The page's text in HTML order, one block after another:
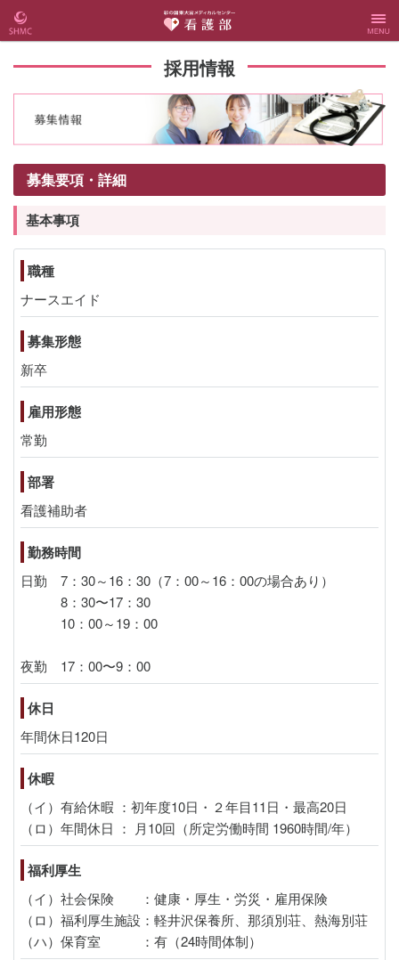
彩の国
メディ
カルセ
ンター
Webサ
イト
彩の国東大宮
メディカルセ
ンター 看護
Menu
採用情報
募集要項・詳細
基本事項
職種
ナースエイド
募集形態
新卒
雇用形態
常勤
部署
看護補助者
勤務時間
日勤 7：30～16：30（7：00～16：00の場合あり）
8：30〜17：30
10：00～19：00
夜勤 17：00〜9：00
休日
年間休日120日
休暇
（イ）有給休暇 ：初年度10日・２年目11日・最高20日
（ロ）年間休日 ： 月10回（所定労働時間 1960時間/年）
福利厚生
（イ）社会保険 ：健康・厚生・労災・雇用保険
（ロ）福利厚生施設：軽井沢保養所、那須別荘、熱海別荘
（ハ）保育室 ：有（24時間体制）